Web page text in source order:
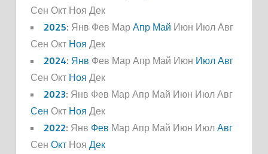
Сен Окт Ноя Дек
2025: Янв Фев Мар Апр Май Июн Июл Авг
Сен Окт Ноя Дек
2024: Янв Фев Мар Апр Май Июн Июл Авг
Сен Окт Ноя Дек
2023: Янв Фев Мар Апр Май Июн Июл Авг
Сен Окт Ноя Дек
2022: Янв Фев Мар Апр Май Июн Июл Авг
Сен Окт Ноя Дек